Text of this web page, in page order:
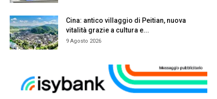
Cina: antico villaggio di Peitian, nuova
vitalità grazie a cultura e...
9 Agosto 2026